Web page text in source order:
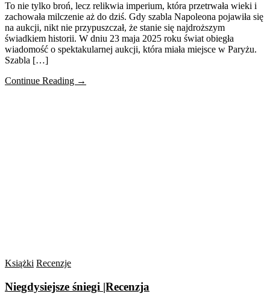
To nie tylko broń, lecz relikwia imperium, która przetrwała wieki i
zachowała milczenie aż do dziś. Gdy szabla Napoleona pojawiła się
na aukcji, nikt nie przypuszczał, że stanie się najdroższym
świadkiem historii. W dniu 23 maja 2025 roku świat obiegła
wiadomość o spektakularnej aukcji, która miała miejsce w Paryżu.
Szabla […]
Continue Reading →
Książki Recenzje
Niegdysiejsze śniegi |Recenzja